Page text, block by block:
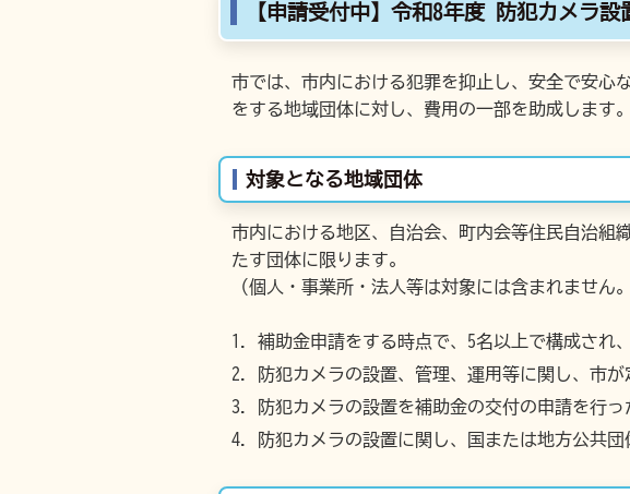
【申請受付中】令和8年度 防犯カメラ設
市では、市内における犯罪を抑止し、安全で安心
をする地域団体に対し、費用の一部を助成します。
対象となる地域団体
市内における地区、自治会、町内会等住民自治組
たす団体に限ります。
（個人・事業所・法人等は対象には含まれません。
補助金申請をする時点で、5名以上で構成され
防犯カメラの設置、管理、運用等に関し、市
防犯カメラの設置を補助金の交付の申請を行
防犯カメラの設置に関し、国または地方公共